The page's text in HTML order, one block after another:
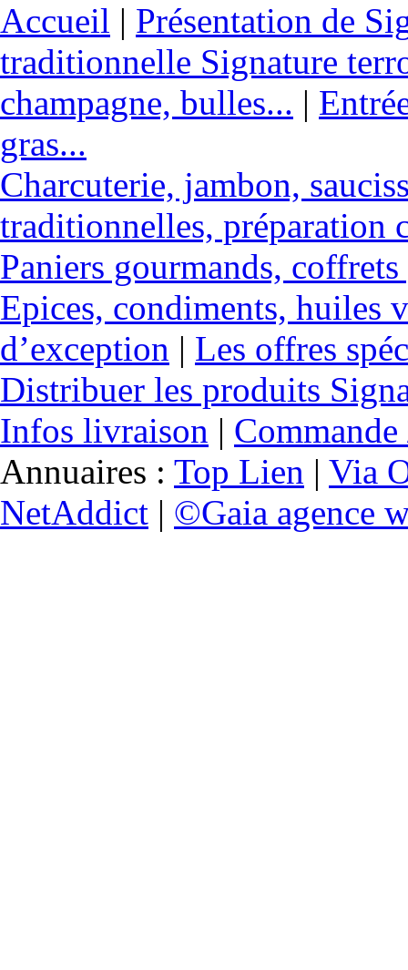
Accueil | Présentation de
traditionnelle Signature
champagne, bulles... |
gras...
Charcuterie, jambon,
traditionnelles, préparation
Paniers gourmands,
Epices, condiments, huiles
d’exception | Les offres
Distribuer les produits
Infos livraison |
Annuaires : Top Lien | Via
NetAddict | ©Gaia agence